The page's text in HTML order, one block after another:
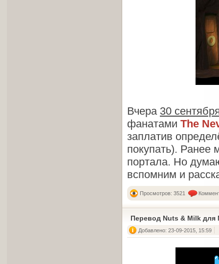
Вчера 30
фанатами The
заплатив
покупать).
портала. Но
вспомним и
Просмотров: 3521
Перевод Nuts & Milk для
Добавлено: 23-09-2015, 15:59